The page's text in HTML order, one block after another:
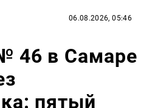
06.08.2026, 05:46
46 в Самаре
пятый